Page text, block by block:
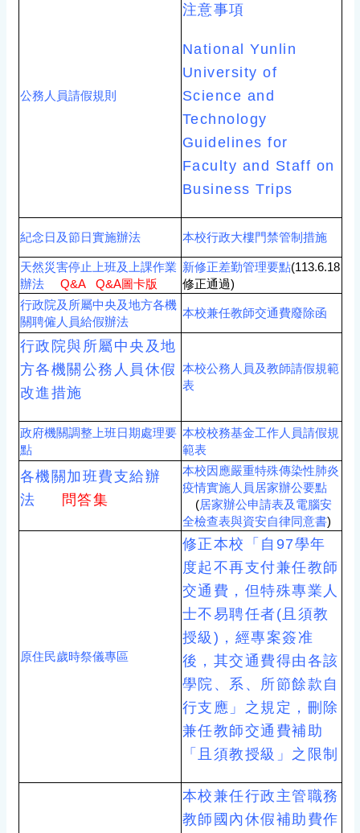
公務人員請假規則
注意事項
National Yunlin
University of
Science and
Technology
Guidelines for
Faculty and Staff on
Business Trips
紀念日及節日實施辦法 本校行政大樓門禁管制措施
天然災害停止上班及上課作業
辦法
Q&A Q&A圖卡版
新修正差勤管理要點(113.6.18
修正通過)
行政院及所屬中央及地方各機
關聘僱人員給假辦法
本校兼任教師交通費廢除函
行政院與所屬中央及地
方各機關公務人員休假
改進措施
本校公務人員及教師請假規範
表
政府機關調整上班日期處理要
點
本校校務基金工作人員請假規
範表
各機關加班費支給辦
法
問答集
本校因應嚴重特殊傳染性肺炎
疫情實施人員居家辦公要點
(居家辦公申請表及電腦安
全檢查表與資安自律同意書)
原住民歲時祭儀專區
修正本校「自97學年
度起不再支付兼任教師
交通費，但特殊專業人
士不易聘任者(且須教
授級)，經專案簽准
後，其交通費得由各該
學院、系、所節餘款自
行支應」之規定，刪除
兼任教師交通費補助
「且須教授級」之限制
本校兼任行政主管職務
教師國內休假補助費作